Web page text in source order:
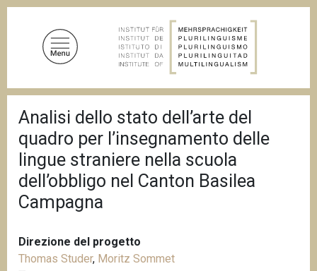
r
c
o
l
e
d
a
n
e
Analisi dello stato dell’arte del
quadro per l’insegnamento delle
lingue straniere nella scuola
dell’obbligo nel Canton Basilea
Campagna
Direzione del progetto
Thomas Studer, Moritz Sommet